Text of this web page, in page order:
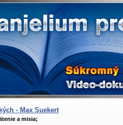
- Max Suekert
a misia;